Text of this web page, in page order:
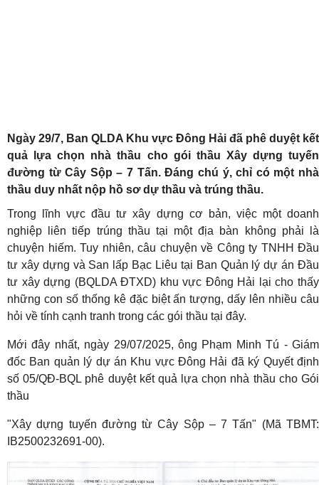
Ngày 29/7, Ban QLDA Khu vực Đông Hải đã phê duyệt kết
quả lựa chọn nhà thầu cho gói thầu Xây dựng tuyến
đường từ Cây Sộp – 7 Tấn. Đáng chú ý, chỉ có một nhà
thầu duy nhất nộp hồ sơ dự thầu và trúng thầu.
Trong lĩnh vực đầu tư xây dựng cơ bản, việc một doanh
nghiệp liên tiếp trúng thầu tại một địa bàn không phải là
chuyện hiếm. Tuy nhiên, câu chuyện về Công ty TNHH Đầu
tư xây dựng và San lấp Bạc Liêu tại Ban Quản lý dự án Đầu
tư xây dựng (BQLDA ĐTXD) khu vực Đông Hải lại cho thấy
những con số thống kê đặc biệt ấn tượng, dấy lên nhiều câu
hỏi về tính cạnh tranh trong các gói thầu tại đây.
Mới đây nhất, ngày 29/07/2025, ông Phạm Minh Tú - Giám
đốc Ban quản lý dự án Khu vực Đông Hải đã ký Quyết định
số 05/QĐ-BQL phê duyệt kết quả lựa chọn nhà thầu cho Gói
thầu
"Xây dựng tuyến đường từ Cây Sộp – 7 Tấn" (Mã TBMT:
IB2500232691-00).